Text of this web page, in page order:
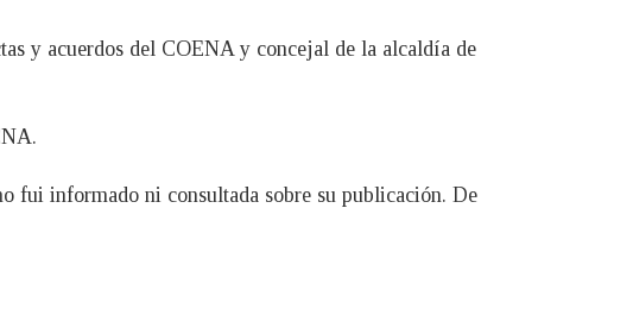
y acuerdos del COENA y concejal de la alcaldía de
fui informado ni consultada sobre su publicación. De